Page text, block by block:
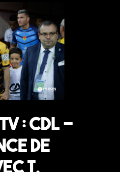
: CDL –
de
T.